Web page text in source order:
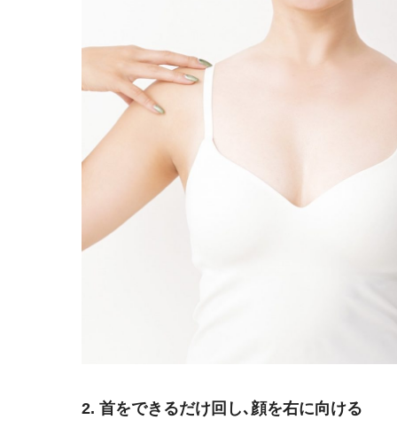
2. 首をできるだけ回し､顔を右に向ける